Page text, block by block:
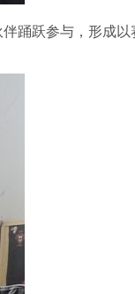
踊跃参与，形成